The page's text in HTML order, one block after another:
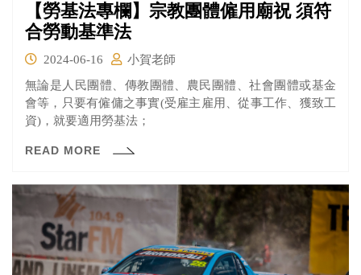
【勞基法專欄】宗教團體僱用廟祝 須符
合勞動基準法
2024-06-16
小賀老師
無論是人民團體、傳教團體、農民團體、社會團體或基金
會等，只要有僱傭之事實(受雇主雇用、從事工作、獲致工
資)，就要適用勞基法；
READ MORE